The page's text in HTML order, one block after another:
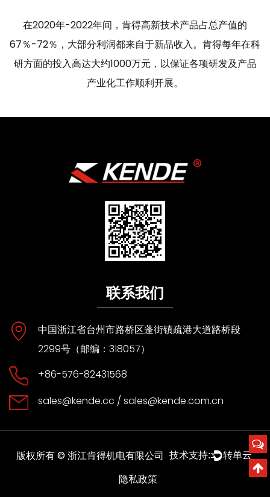
在2020年-2022年间，肯得高新技术产品占总产值的
67％-72％，大部分利润都来自于新品收入。肯得每年在科
研方面的投入高达大约1000万元，以保证各项研发及产品
产业化工作顺利开展。
联系我们
中国浙江省台州市路桥区蓬街镇疏港大道路桥段
2299号（邮编：318057）
+86-576-82431568
sales@kende.cc / sales@kende.com.cn
版权所有 ©浙江肯得机电有限公司 技术支持: 转单云
隐私政策